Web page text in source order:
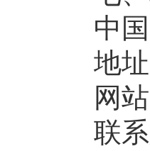
中
地
网
联